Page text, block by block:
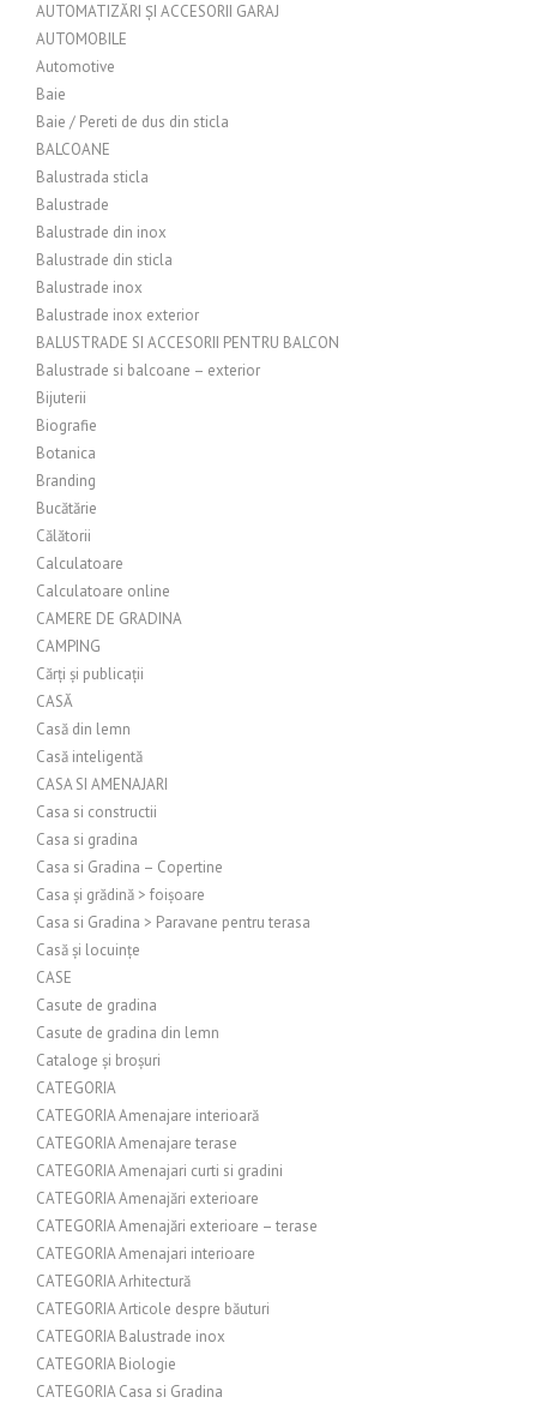
AUTOMATIZĂRI ȘI ACCESORII GARAJ
AUTOMOBILE
Automotive
Baie
Baie / Pereti de dus din sticla
BALCOANE
Balustrada sticla
Balustrade
Balustrade din inox
Balustrade din sticla
Balustrade inox
Balustrade inox exterior
BALUSTRADE SI ACCESORII PENTRU BALCON
Balustrade si balcoane – exterior
Bijuterii
Biografie
Botanica
Branding
Bucătărie
Călătorii
Calculatoare
Calculatoare online
CAMERE DE GRADINA
CAMPING
Cărți și publicații
CASĂ
Casă din lemn
Casă inteligentă
CASA SI AMENAJARI
Casa si constructii
Casa si gradina
Casa si Gradina – Copertine
Casa și grădină > foișoare
Casa si Gradina > Paravane pentru terasa
Casă și locuințe
CASE
Casute de gradina
Casute de gradina din lemn
Cataloge și broșuri
CATEGORIA
CATEGORIA Amenajare interioară
CATEGORIA Amenajare terase
CATEGORIA Amenajari curti si gradini
CATEGORIA Amenajări exterioare
CATEGORIA Amenajări exterioare – terase
CATEGORIA Amenajari interioare
CATEGORIA Arhitectură
CATEGORIA Articole despre băuturi
CATEGORIA Balustrade inox
CATEGORIA Biologie
CATEGORIA Casa si Gradina